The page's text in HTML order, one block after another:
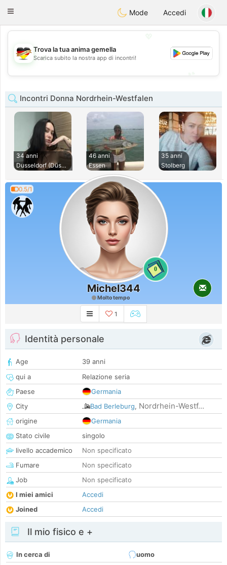
DeutschDating
Toggle
Mode Accedi
💖
💕
Trova la tua anima gemella
Scarica subito la nostra app di incontri!
Incontri Donna Nordrhein-Westfalen
34 anni
Dusseldorf (Düssel
46 anni
Essen
35 anni
Stolberg
0.5/1
0
Michel344
Molto tempo
1
Identità personale
Age
39 anni
qui a
Relazione seria
Paese
Germania
City
Bad Berleburg, Nordrhein-Westf...
origine
Germania
Stato civile
singolo
livello accademico
Non specificato
Fumare
Non specificato
Job
Non specificato
I miei amici
Accedi
Joined
Accedi
Il mio fisico e +
In cerca di
uomo